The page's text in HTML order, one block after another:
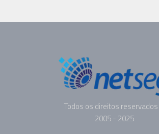
Todos os direitos
2005 - 2025